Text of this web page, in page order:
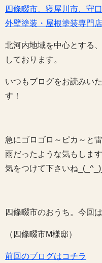
四條畷市、寝屋川市、守
外壁塗装・屋根塗装専門店
北河内地域を中心とする
しております。
いつもブログをお読みい
す！
急にゴロゴロ～ピカ～と
雨だったような気もしま
気をつけて下さいね_(_^_)_
四條畷市のおうち。今回
（四條畷市M様邸）
前回のブログはコチラ